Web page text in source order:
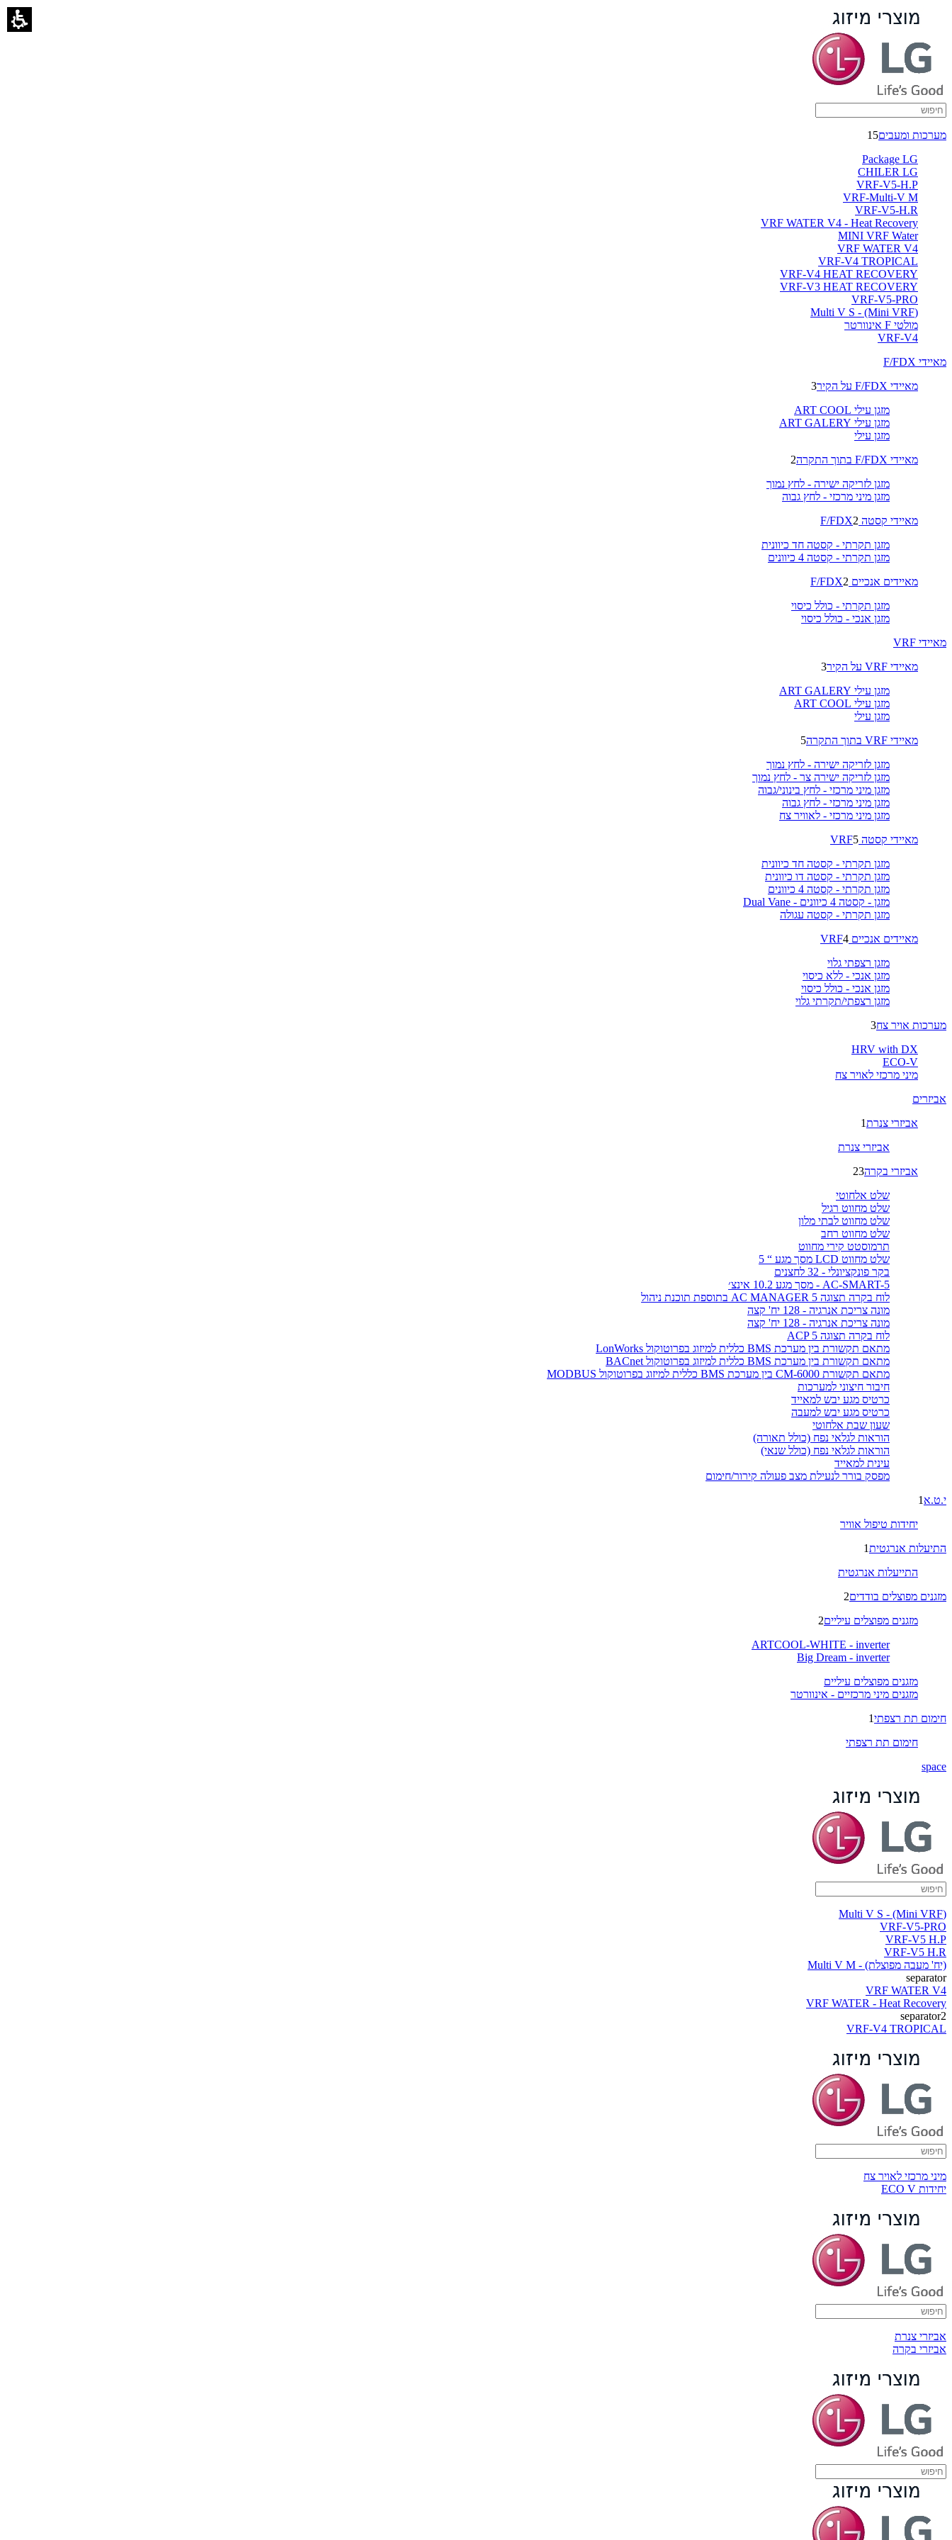
מאיידים
עיליים
ברימאג
מערכות
מערכות ומעבים15
Package LG
CHILER LG
VRF-V5-H.P
VRF-Multi-V M
VRF-V5-H.R
VRF WATER V4 - Heat Recovery
MINI VRF Water
VRF WATER V4
VRF-V4 TROPICAL
VRF-V4 HEAT RECOVERY
VRF-V3 HEAT RECOVERY
VRF-V5-PRO
(Multi V S - (Mini VRF
מולטי F אינוורטר
VRF-V4
מאיידי F/FDX
מאיידי F/FDX על הקיר
3
מזגן עילי ART COOL
מזגן עילי ART GALERY
מזגן עילי
מאיידי F/FDX בתוך התקרה
2
מזגן לזריקה ישירה - לחץ נמוך
מזגן מיני מרכזי - לחץ גבוה
מאיידי קסטה F/FDX 2
מזגן תקרתי - קסטה חד כיוונית
מזגן תקרתי - קסטה 4 כיוונים
מאיידים אנכיים F/FDX 2
מזגן תקרתי - כולל כיסוי
מזגן אנכי - כולל כיסוי
מאיידי VRF
מאיידי VRF על הקיר
3
מזגן עילי ART GALERY
מזגן עילי ART COOL
מזגן עילי
מאיידי VRF בתוך התקרה
5
מזגן לזריקה ישירה - לחץ נמוך
מזגן לזריקה ישירה צר - לחץ נמוך
מזגן מיני מרכזי - לחץ בינוני/גבוה
מזגן מיני מרכזי - לחץ גבוה
מזגן מיני מרכזי - לאוויר צח
מאיידי קסטה VRF 5
מזגן תקרתי - קסטה חד כיוונית
מזגן תקרתי - קסטה דו כיוונית
מזגן תקרתי - קסטה 4 כיוונים
מזגן - קסטה 4 כיוונים - Dual Vane
מזגן תקרתי - קסטה עגולה
מאיידים אנכיים VRF 4
מזגן רצפתי גלוי
מזגן אנכי - ללא כיסוי
מזגן אנכי - כולל כיסוי
מזגן רצפתי/תקרתי גלוי
מערכות אויר צח3
HRV with DX
ECO-V
מיני מרכזי לאויר צח
אביזרים
אביזרי צנרת1
אביזרי צנרת
אביזרי בקרה23
שלט אלחוטי
שלט מחווט רגיל
שלט מחווט לבתי מלון
שלט מחווט רחב
תרמוסטט קירי מחווט
שלט מחווט LCD מסך מגע “ 5
בקר פונקציונלי - 32 לחצנים
AC-SMART-5 - מסך מגע 10.2 אינצ׳
לוח בקרה תצוגה AC MANAGER 5 בתוספת תוכנת ניהול
מונה צריכת אנרגיה - 128 יח' קצה
מונה צריכת אנרגיה - 128 יח' קצה
לוח בקרה תצוגה ACP 5
מתאם תקשורת בין מערכת BMS כללית למיזוג בפרוטוקול LonWorks
מתאם תקשורת בין מערכת BMS כללית למיזוג בפרוטוקול BACnet
מתאם תקשורת CM-6000 בין מערכת BMS כללית למיזוג בפרוטוקול MODBUS
חיבור חיצוני למערכות
כרטיס מגע יבש למאייד
כרטיס מגע יבש למעבה
שעון שבת אלחוטי
הוראות לגלאי נפח (כולל תאורה)
הוראות לגלאי נפח (כולל שנאי)
עינית למאייד
מפסק בורר לנעילת מצב פעולה קירור/חימום
י.ט.א 1
יחידות טיפול אוויר
התיעלות אנרגטית1
התייעלות אנרגטית
מזגנים מפוצלים בודדים2
מזגנים מפוצלים עיליים2
ARTCOOL-WHITE - inverter
Big Dream - inverter
מזגנים מפוצלים עיליים
מזגנים מיני מרכזיים - אינוורטר
חימום תת רצפתי1
חימום תת רצפתי
space
(Multi V S - (Mini VRF
VRF-V5-PRO
VRF-V5 H.P
VRF-V5 H.R
(יח' מעבה מפוצלת) - Multi V M
separator
VRF WATER V4
VRF WATER - Heat Recovery
separator2
VRF-V4 TROPICAL
מיני מרכזי לאויר צח
יחידות ECO V
אביזרי צנרת
אביזרי בקרה